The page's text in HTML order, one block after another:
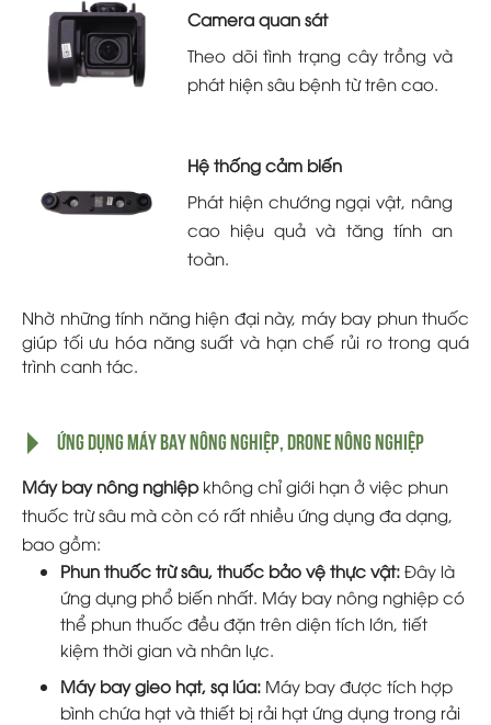
Camera quan sát
Theo dõi tình trạng cây trồng và
phát hiện sâu bệnh từ trên cao.
Hệ thống cảm biến
Phát hiện chướng ngại vật, nâng
cao hiệu quả và tăng tính an
toàn.
Nhờ những tính năng hiện đại này, máy bay phun thuốc
giúp tối ưu hóa năng suất và hạn chế rủi ro trong quá
trình canh tác.
Ứng dụng máy bay nông nghiệp, drone nông nghiệp
Máy bay nông nghiệpkhông chỉ giới hạn ở việc phun
thuốc trừ sâu mà còn có rất nhiều ứng dụng đa dạng,
bao gồm:
Phun thuốc trừ sâu, thuốc bảo vệ thực vật: Đây là
ứng dụng phổ biến nhất. Máy bay nông nghiệp có
thể phun thuốc đều đặn trên diện tích lớn, tiết
kiệm thời gian và nhân lực.
Máy bay gieo hạt, sạ lúa: Máy bay được tích hợp
bình chứa hạt và thiết bị rải hạt ứng dụng trong rải